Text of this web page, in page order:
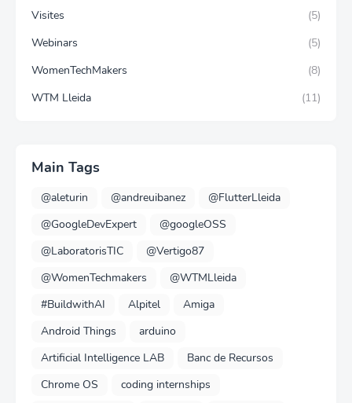
Visites
(5)
Webinars
(5)
WomenTechMakers
(8)
WTM Lleida
(11)
Main Tags
@aleturin @andreuibanez
@FlutterLleida
@GoogleDevExpert
@googleOSS
@LaboratorisTIC
@Vertigo87
@WomenTechmakers
@WTMLleida
#BuildwithAI
Alpitel
Amiga
Android Things
arduino
Artificial Intelligence LAB
Banc de Recursos
Chrome OS
coding internships